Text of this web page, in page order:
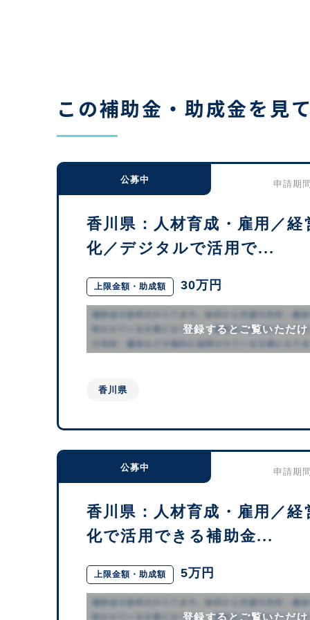
この補助金・助成金を見
公募中 申請期
香川県：人材育成・雇用／経
化／デジタルで活用で...
上限金額・助成額 30万円
登録するとご覧いただ
香川県
公募中 申請期
香川県：人材育成・雇用／経
化で活用できる補助金...
上限金額・助成額 5万円
登録するとご覧いただ